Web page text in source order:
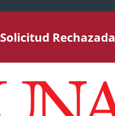
Solicitud Rechazada